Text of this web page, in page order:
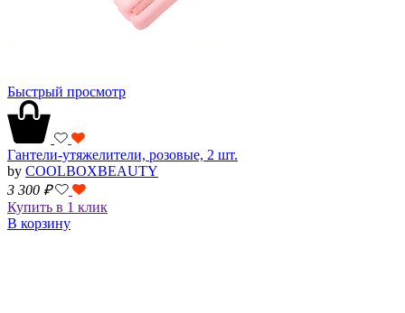
Быстрый просмотр
Гантели-утяжелители, розовые, 2 шт.
by COOLBOXBEAUTY
3 300 ₽
Купить в 1 клик
В корзину